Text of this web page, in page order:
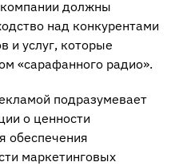
компании должны
над конкурентами
и услуг, которые
«сарафанного радио».
подразумевает
о ценности
обеспечения
маркетинговых